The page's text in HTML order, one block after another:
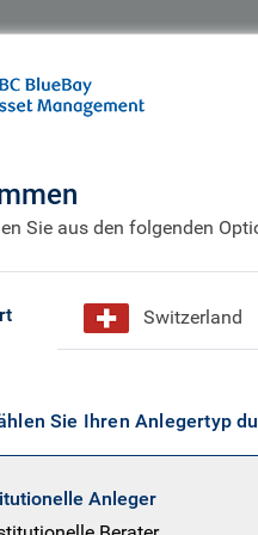
Wer wir sind
für
Sie aus den folgenden
Switzerland
Sie Ihren Anlegertyp
Anleger